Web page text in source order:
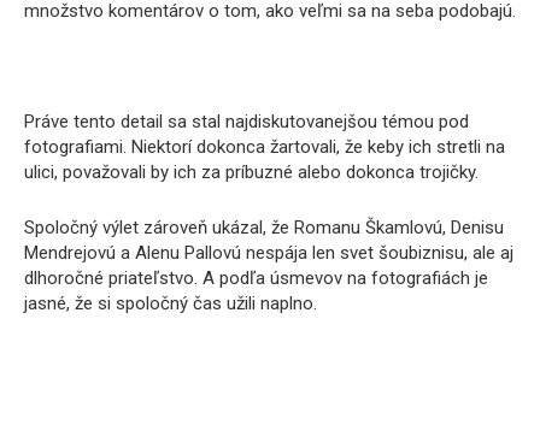
množstvo komentárov o tom, ako veľmi sa na seba podobajú.
Práve tento detail sa stal najdiskutovanejšou témou pod
fotografiami. Niektorí dokonca žartovali, že keby ich stretli na
ulici, považovali by ich za príbuzné alebo dokonca trojičky.
Spoločný výlet zároveň ukázal, že Romanu Škamlovú, Denisu
Mendrejovú a Alenu Pallovú nespája len svet šoubiznisu, ale aj
dlhoročné priateľstvo. A podľa úsmevov na fotografiách je
jasné, že si spoločný čas užili naplno.